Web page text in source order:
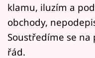
Přihlášení
klamu, iluzím a
obchody,
Soustředíme se
řád.